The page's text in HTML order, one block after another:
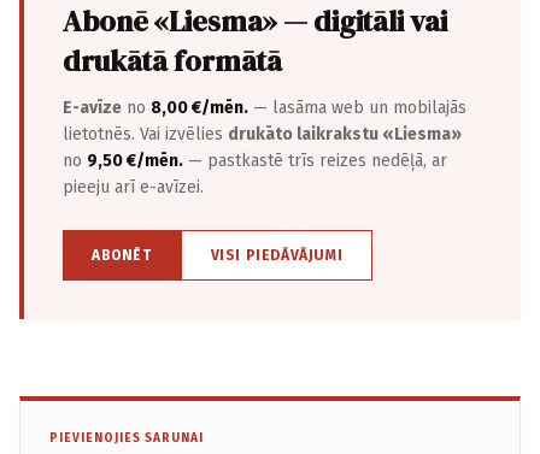
Abonē «Liesma» — digitāli vai
drukātā formātā
E-avīze no 8,00 €/mēn. — lasāma web un mobilajās
lietotnēs. Vai izvēlies drukāto laikrakstu «Liesma»
no 9,50 €/mēn. — pastkastē trīs reizes nedēļā, ar
pieeju arī e-avīzei.
ABONĒT VISI PIEDĀVĀJUMI
PIEVIENOJIES SARUNAI